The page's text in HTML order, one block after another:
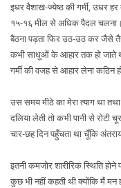
इधर वैशाख-ज्येष्ठ की गर्मी, उधर
१५-१६ मील से अधिक पैदल चलना।
बैठना पड़ता फिर उठ-उठ कर जैसे
कभी साधुओं के आहार तक हो जाते
गर्मी की वजह से आहार लेना कठिन
उस समय मीठे का मेरा त्याग था तथा
दलिया लेती तो कभी पानी से
चार-छह दिन पहुँचता था चूँकि
इतनी कमजोर शारीरिक स्थिति
कुछ भी नहीं कहती थी क्योंकि मैं मन